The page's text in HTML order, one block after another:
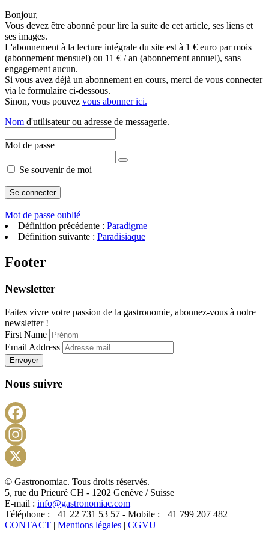
Bonjour,
Vous devez être abonné pour lire la suite de cet article, ses liens et
ses images.
L'abonnement à la lecture intégrale du site est à 1 € euro par mois
(abonnement mensuel) ou 11 € / an (abonnement annuel), sans
engagement aucun.
Si vous avez déjà un abonnement en cours, merci de vous connecter
via le formulaire ci-dessous.
Sinon, vous pouvez vous abonner ici.
Nom d'utilisateur ou adresse de messagerie.
Mot de passe
Se souvenir de moi
Mot de passe oublié
Définition précédente : Paradigme
Définition suivante : Paradisiaque
Footer
Newsletter
Faites vivre votre passion de la gastronomie, abonnez-vous à notre
newsletter !
First Name
Email Address
Envoyer
Nous suivre
X
© Gastronomiac. Tous droits réservés.
5, rue du Prieuré CH - 1202 Genève / Suisse
E-mail : info@gastronomiac.com
Téléphone : +41 22 731 53 57 - Mobile : +41 799 207 482
CONTACT | Mentions légales | CGVU